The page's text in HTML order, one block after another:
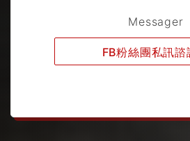
Messager
FB粉絲團私訊諮